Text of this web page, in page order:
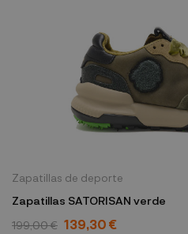
Zapatillas de deporte
Zapatillas SATORISAN verde
199,00 € 139,30 €